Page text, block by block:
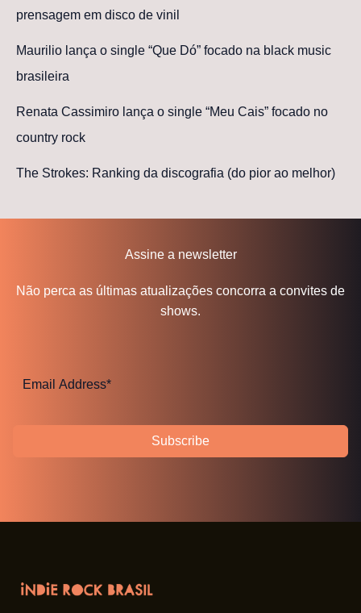
prensagem em disco de vinil
Maurilio lança o single “Que Dó” focado na black music
brasileira
Renata Cassimiro lança o single “Meu Cais” focado no
country rock
The Strokes: Ranking da discografia (do pior ao melhor)
Assine a newsletter
Não perca as últimas atualizações concorra a convites de
shows.
Subscribe